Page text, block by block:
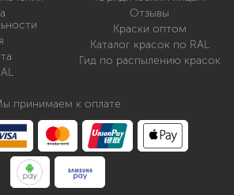
Отзывы
Краски оптом
Каталог красок по RAL
Гид по распылению красок
принимаем к оплате